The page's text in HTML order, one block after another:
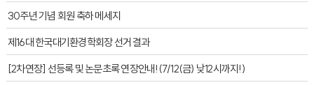
30주년 기념 회원 축하 메세지
제16대 한국대기환경학회장 선거 결과
[2차연장] 선등록 및 논문초록 연장안내!(7/12(금) 낮12시까지!)